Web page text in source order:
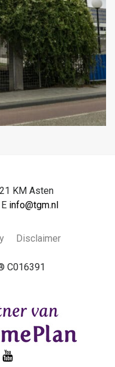
KM Asten
info@tgm.nl
Disclaimer
C016391